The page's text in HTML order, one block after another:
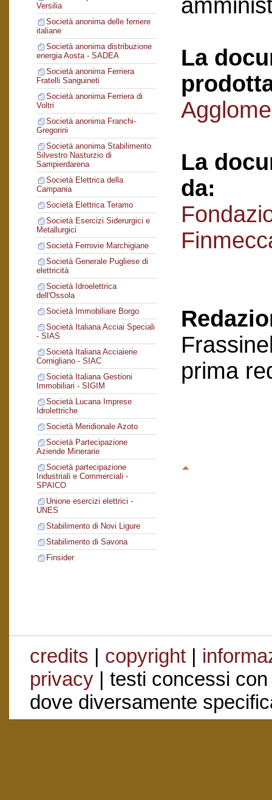
Versilia
Società anonima delle ferriere
italiane
Società anonima distribuzione
energia Aosta - SADEA
Società anonima Ferriera
Fratelli Sanguineti
Società anonima Ferriera di
Voltri
Società anonima Franchi-
Gregorini
Società anonima Stabilimento
Silvestro Nasturzio di
Sampierdarena
Società Elettrica della
Campania
Società Elettrica Teramo
Società Esercizi Siderurgici e
Metallurgici
Società Ferrovie Marchigiane
Società Generale Pugliese di
elettricità
Società Idroelettrica
dell'Ossola
Società Immobiliare Borgo
Società Italiana Acciai Speciali
- SIAS
Società Italiana Acciaierie
Cornigliano - SIAC
Società Italiana Gestioni
Immobiliari - SIGIM
Società Lucana Imprese
Idrolettriche
Società Meridionale Azoto
Società Partecipazione
Aziende Minerarie
Società partecipazione
Industriali e Commerciali -
SPAICO
Unione esercizi elettrici -
UNES
Stabilimento di Novi Ligure
Stabilimento di Savona
Finsider
La
La
da:
prima
credits | copyright|
privacy| testi concessi
dove diversamente